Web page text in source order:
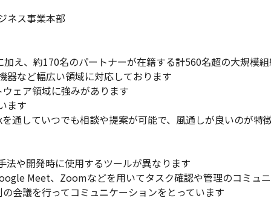
ネス事業本部
加え、約170名のパートナーが在籍する計560名超の大規模
器など幅広い領域に対応しております
ェア領域に強みがあります
ます
通していつでも相談や提案が可能で、風通しが良いのが特
法や開発時に使用するツールが異なります
Meet、Zoomなどを用いてタスク確認や管理のコミュ
会議を行ってコミュニケーションをとっています